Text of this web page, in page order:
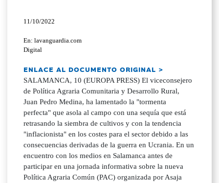
11/10/2022
En: lavanguardia.com
Digital
ENLACE AL DOCUMENTO ORIGINAL >
SALAMANCA, 10 (EUROPA PRESS) El viceconsejero
de Política Agraria Comunitaria y Desarrollo Rural,
Juan Pedro Medina, ha lamentado la "tormenta
perfecta" que asola al campo con una sequía que está
retrasando la siembra de cultivos y con la tendencia
"inflacionista" en los costes para el sector debido a las
consecuencias derivadas de la guerra en Ucrania. En un
encuentro con los medios en Salamanca antes de
participar en una jornada informativa sobre la nueva
Política Agraria Común (PAC) organizada por Asaja